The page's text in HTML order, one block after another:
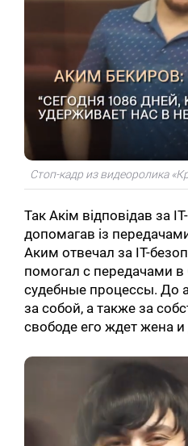
Стоп-кадр из видеоролика
Так Акім відповідав за
допомагав із
Аким отвечал за IT-
помогал с передачами
судебные процессы. До
за собой, а также за
свободе его ждет жена и